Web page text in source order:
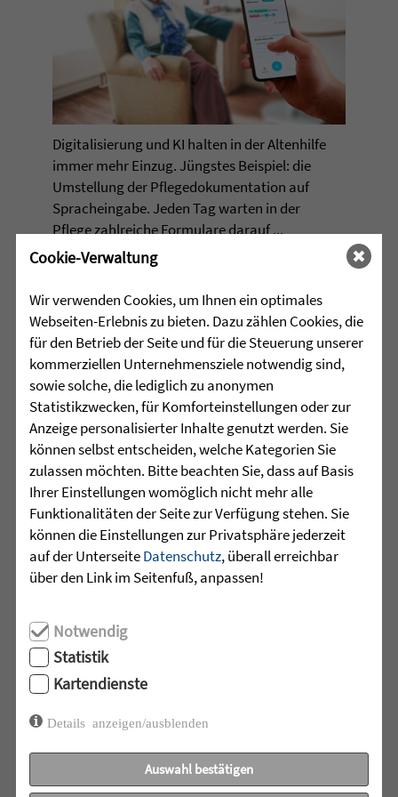
Digi­ta­li­sie­rung und KI hal­ten in der Alten­hilfe
immer mehr Ein­zug. Jüngs­tes Bei­spiel: die
Umstel­lung der Pfle­ge­do­ku­men­ta­tion auf
Sprachein­gabe. Jeden Tag war­ten in der
Pflege zahl­rei­che For­mu­lare dar­auf ...
• JUGENDHILFE
»HIER WÄCHST ZUSAMMEN, WAS
ZUSAMMENGEHÖRT«
Wenn viele Men­schen an einem Strang zie­hen,
kann Erstaun­li­ches gesche­hen – so beim ers­ten
gemein­sa­men Herbst­fest des Mar­tins­hau­ses
Nach­mit­tag ...
Cookie-Verwaltung
Wir verwenden Cookies, um Ihnen ein optimales
Webseiten-Erlebnis zu bieten. Dazu zählen Cookies, die
für den Betrieb der Seite und für die Steuerung unserer
kommerziellen Unternehmensziele notwendig sind,
sowie solche, die lediglich zu anonymen
Statistikzwecken, für Komforteinstellungen oder zur
Anzeige personalisierter Inhalte genutzt werden. Sie
können selbst entscheiden, welche Kategorien Sie
zulassen möchten. Bitte beachten Sie, dass auf Basis
Ihrer Einstellungen womöglich nicht mehr alle
Funktionalitäten der Seite zur Verfügung stehen. Sie
können die Einstellungen zur Privatsphäre jederzeit
auf der UnterseiteDatenschutz, überall erreichbar
über den Link im Seitenfuß, anpassen!
Notwendig
Statistik
Kartendienste
Details anzeigen/ausblenden
Auswahl bestätigen